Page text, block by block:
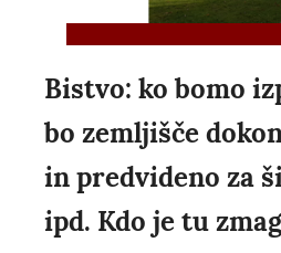
Bistvo: ko bomo
bo zemljišče
in predvideno za
ipd. Kdo je tu